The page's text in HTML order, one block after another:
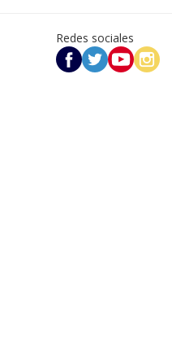
Redes sociales